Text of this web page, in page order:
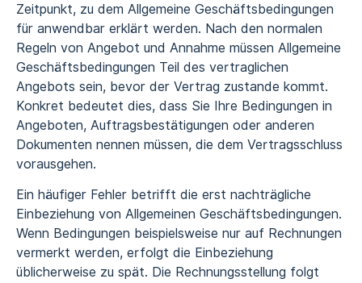
Zeitpunkt, zu dem Allgemeine Geschäftsbedingungen
für anwendbar erklärt werden. Nach den normalen
Regeln von Angebot und Annahme müssen Allgemeine
Geschäftsbedingungen Teil des vertraglichen
Angebots sein, bevor der Vertrag zustande kommt.
Konkret bedeutet dies, dass Sie Ihre Bedingungen in
Angeboten, Auftragsbestätigungen oder anderen
Dokumenten nennen müssen, die dem Vertragsschluss
vorausgehen.
Ein häufiger Fehler betrifft die erst nachträgliche
Einbeziehung von Allgemeinen Geschäftsbedingungen.
Wenn Bedingungen beispielsweise nur auf Rechnungen
vermerkt werden, erfolgt die Einbeziehung
üblicherweise zu spät. Die Rechnungsstellung folgt